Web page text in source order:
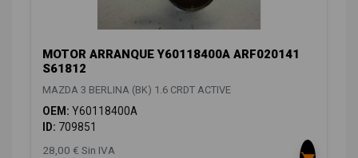
MOTOR ARRANQUE Y60118400A ARF020141
S61812
MAZDA 3 BERLINA (BK) 1.6 CRDT ACTIVE
OEM: Y60118400A
ID: 709851
28,00 € Sin IVA